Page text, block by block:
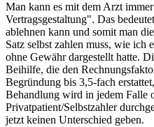
Man kann es mit dem Arzt
Vertragsgestaltung". Das
ablehnen kann und somit man
Satz selbst zahlen muss, wie ich
ohne Gewähr dargestellt hatte.
Beihilfe, die den
Begründung bis 3,5-fach
Behandlung wird in jedem Falle
Privatpatient/Selbstzahler
jetzt keinen Unterschied geben.